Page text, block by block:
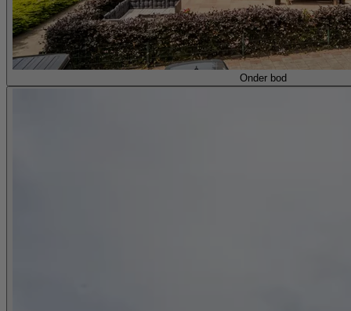
Onder bod